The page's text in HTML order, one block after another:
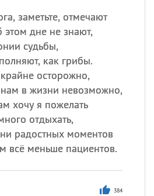
заметьте, отмечают
этом дне не знают,
судьбы,
как грибы.
осторожно,
в жизни невозможно,
хочу я пожелать
отдыхать,
радостных моментов
всё меньше пациентов.
384